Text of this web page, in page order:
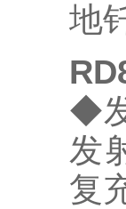
地
◆
发
复